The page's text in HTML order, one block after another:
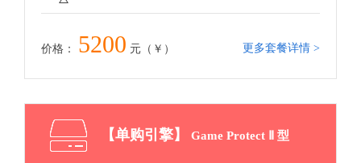
价格： 5200 元（￥） 更多套餐详情 >
【单购引擎】 Game Protect Ⅱ 型